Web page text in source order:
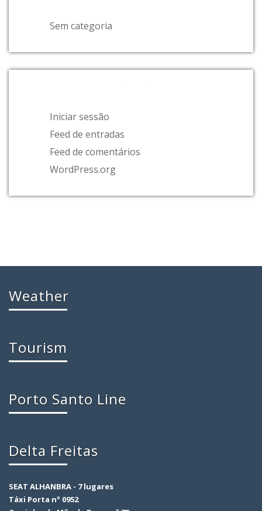
Sem categoria
Iniciar sessão
Feed de entradas
Feed de comentários
WordPress.org
Weather
Tourism
Porto Santo Line
Delta Freitas
SEAT ALHANBRA - 7 lugares
Táxi Porta nº 0952